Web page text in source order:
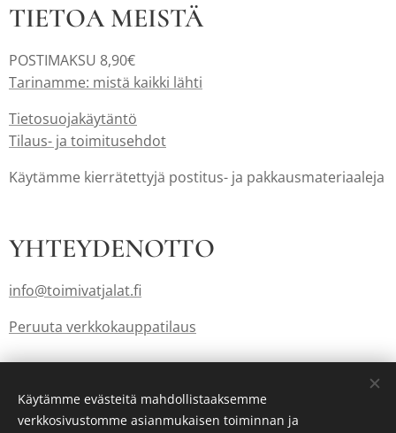
TIETOA MEISTÄ
POSTIMAKSU 8,90€
Tarinamme: mistä kaikki lähti
Tietosuojakäytäntö
Tilaus- ja toimitusehdot
Käytämme kierrätettyjä postitus- ja pakkausmateriaaleja
YHTEYDENOTTO
info@toimivatjalat.fi
Peruuta verkkokauppatilaus
Käytämme evästeitä mahdollistaaksemme
verkkosivustomme asianmukaisen toiminnan ja